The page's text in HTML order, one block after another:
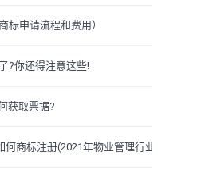
标申请流程和费用）
?你还得注意这些!
获取票据?
商标注册(2021年物业管理行业商标